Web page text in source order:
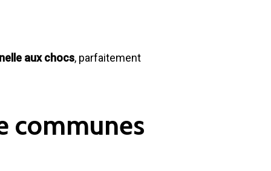
aux chocs, parfaitement
communes